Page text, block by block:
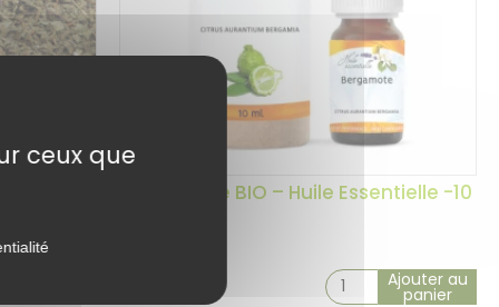
Bergamote BIO – Huile Essentielle -10
Ajouter au
panier
ceux que